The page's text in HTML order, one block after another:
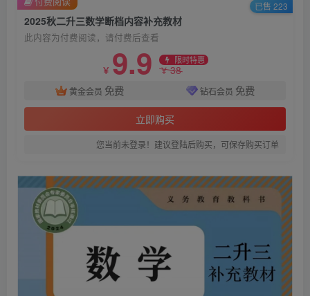
2025秋二升三数学断档内容补充教材
此内容为付费阅读，请付费后查看
￥ 9.9 限时特惠
￥38
黄金会员 免费 钻石会员 免费
立即购买
您当前未登录！建议登陆后购买，可保存购买订单
已售 223